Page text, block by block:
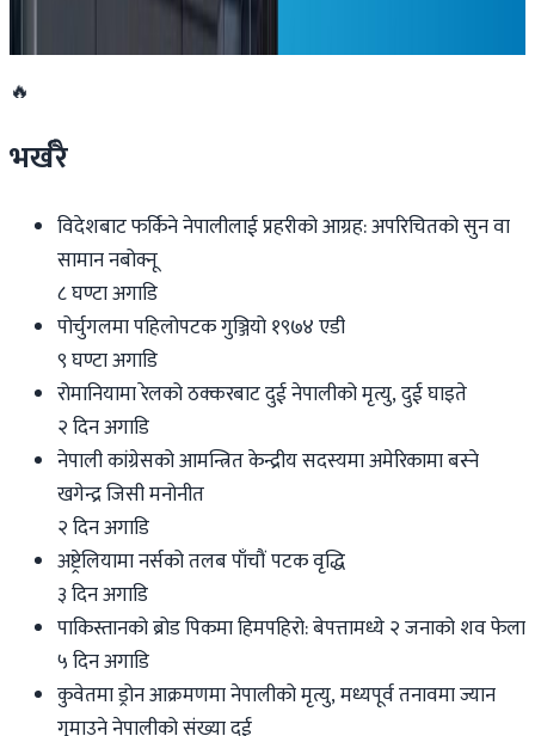
🔥
भर्खरै
विदेशबाट फर्किने नेपालीलाई प्रहरीको आग्रह: अपरिचितको सुन वा
सामान नबोक्नू
८ घण्टा अगाडि
पोर्चुगलमा पहिलोपटक गुञ्जियो १९७४ एडी
९ घण्टा अगाडि
रोमानियामा रेलको ठक्करबाट दुई नेपालीको मृत्यु, दुई घाइते
२ दिन अगाडि
नेपाली कांग्रेसको आमन्त्रित केन्द्रीय सदस्यमा अमेरिकामा बस्ने
खगेन्द्र जिसी मनोनीत
२ दिन अगाडि
अष्ट्रेलियामा नर्सको तलब पाँचौं पटक वृद्धि
३ दिन अगाडि
पाकिस्तानको ब्रोड पिकमा हिमपहिरो: बेपत्तामध्ये २ जनाको शव फेला
५ दिन अगाडि
कुवेतमा ड्रोन आक्रमणमा नेपालीको मृत्यु, मध्यपूर्व तनावमा ज्यान
गुमाउने नेपालीको संख्या दुई